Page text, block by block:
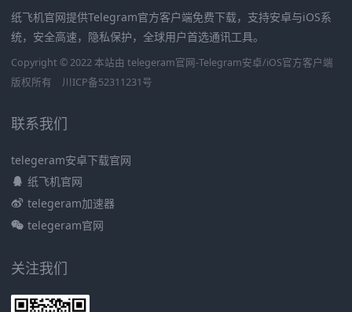
纸飞机官网提供Telegram官方客户端免费下载，支持安卓与iOS系
统，安全高速，隐私保护，全球用户首选通讯工具。
Copyright © 2022 本站由 telegeram官网-Telegram安卓/iOS官方客户端
版权所有
川ICP备52311231号
联系我们
telegeram安卓下载官网
纸飞机官网
telegeram加速器
telegeram官网
关注我们